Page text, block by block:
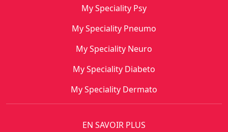
My Speciality Psy
My Speciality Pneumo
My Speciality Neuro
My Speciality Diabeto
My Speciality Dermato
EN SAVOIR PLUS